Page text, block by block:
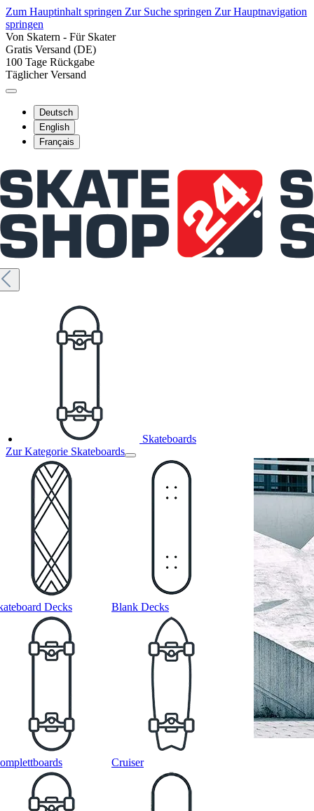
Zum Hauptinhalt springen Zur Suche springen Zur Hauptnavigation
springen
Von Skatern - Für Skater
Gratis Versand (DE)
100 Tage Rückgabe
Täglicher Versand
Deutsch
English
Français
Skateboards
Zur Kategorie Skateboards
Decks Blank Decks
Cruiser